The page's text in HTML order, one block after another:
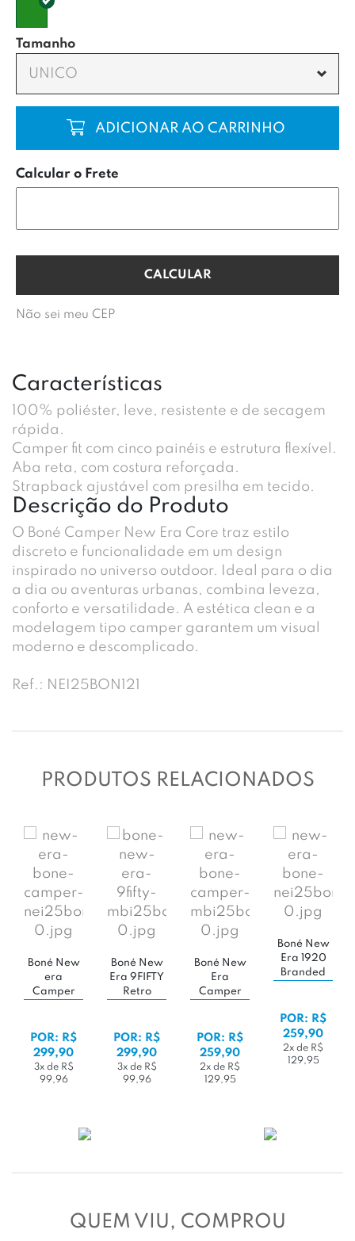
Tamanho
UNICO
COMPRAR
Calcular o Frete
Não sei meu CEP
Características
100% poliéster, leve, resistente e de secagem
rápida.
Camper fit com cinco painéis e estrutura flexível.
Aba reta, com costura reforçada.
Strapback ajustável com presilha em tecido.
Descrição do Produto
O Boné Camper New Era Core traz estilo
discreto e funcionalidade em um design
inspirado no universo outdoor. Ideal para o dia
a dia ou aventuras urbanas, combina leveza,
conforto e versatilidade. A estética clean e a
modelagem tipo camper garantem um visual
moderno e descomplicado.
Ref.: NEI25BON121
PRODUTOS RELACIONADOS
Boné New
era
Camper
POR: R$
299,90
3x de R$
99,96
Boné New
Era 9FIFTY
Retro
Mets Core
'Green'
POR: R$
299,90
3x de R$
99,96
Boné New
Era
Camper
Yankees
'Black'
POR: R$
259,90
2x de R$
129,95
Boné New
Era 1920
Branded
POR: R$
259,90
2x de R$
129,95
QUEM VIU, COMPROU